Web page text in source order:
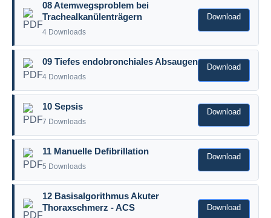
08 Atemwegsproblem bei
Trachealkanülenträgern
4 Downloads
Download
09 Tiefes endobronchiales Absaugen
4 Downloads
Download
10 Sepsis
7 Downloads
Download
11 Manuelle Defibrillation
5 Downloads
Download
12 Basisalgorithmus Akuter
Thoraxschmerz - ACS
Download